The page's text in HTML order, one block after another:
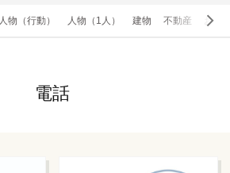
人物（行動） 人物（1人） 建物 不動産 お金
電話